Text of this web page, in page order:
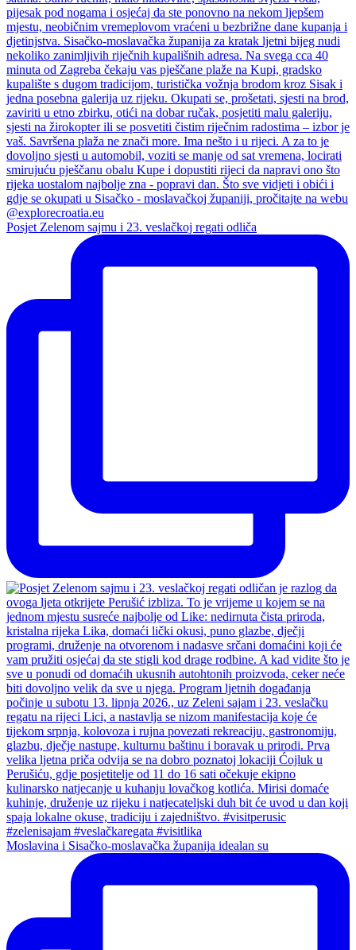
Posjet Zelenom sajmu i 23. veslačkoj regati odliča
Moslavina i Sisačko-moslavačka županija idealan su